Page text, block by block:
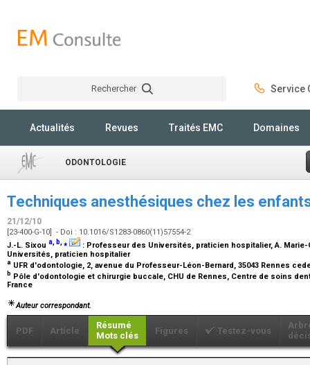
Rechercher Service
Actualités Revues Traités EMC Domaines
ODONTOLOGIE
Techniques anesthésiques chez les
21/12/10
[23-400-G-10] - Doi : 10.1016/S1283-0860(11)57554-2
J.-L. Sixou a, b,⁎ : Professeur des Universités, praticien hospitalier, A.
Universités, praticien hospitalier
a UFR d'odontologie, 2, avenue du Professeur-Léon-Bernard, 35043 Rennes
b Pôle d'odontologie et chirurgie buccale, CHU de Rennes, Centre de soins
France
Auteur correspondant.
PDF Article
Résumé
Mots clés
Figures Testez-vous